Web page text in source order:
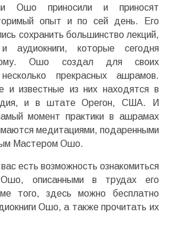
Ошо приносили и приносят
опыт и по сей день. Его
сохранить большинство лекций,
аудиокниги, которые сегодня
Ошо создал для своих
прекрасных ашрамов.
и известные из них находятся в
и в штате Орегон, США. И
момент практики в ашрамах
медитациями, подаренными
Мастером Ошо.
есть возможность ознакомиться
описанными в трудах его
того, здесь можно бесплатно
Ошо, а также прочитать их